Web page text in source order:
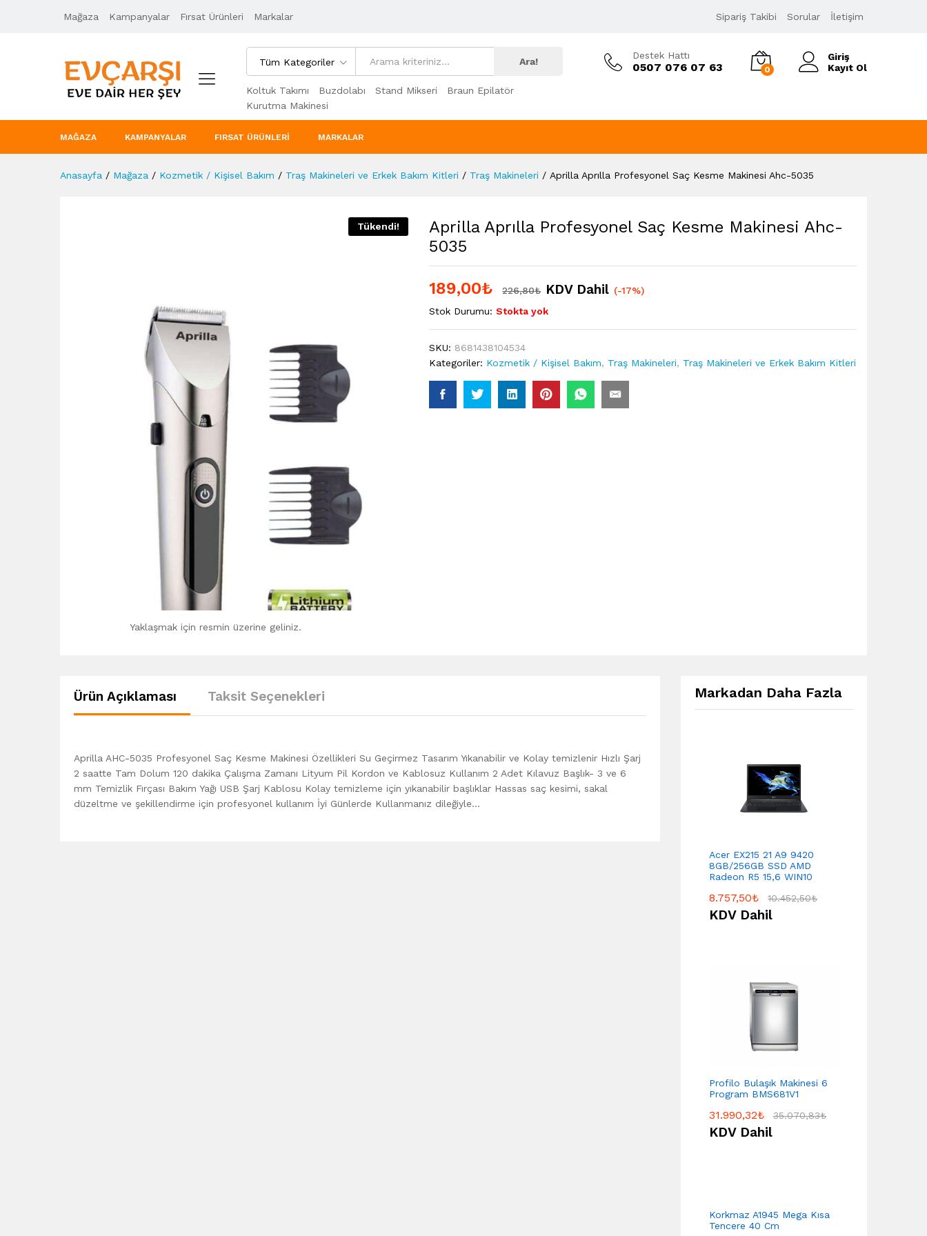
Mağaza Kampanyalar Fırsat Ürünleri Markalar Sipariş Takibi Sorular İletişim
Tüm Kategoriler Ara!
Koltuk Takımı Buzdolabı Stand Mikseri
Braun Epilatör
Kurutma Makinesi
Destek Hattı
0507 076 07 63 0
Giriş
Kayıt Ol
MAĞAZA KAMPANYALAR FIRSAT ÜRÜNLERI MARKALAR
Anasayfa / Mağaza / Kozmetik / Kişisel Bakım / Traş Makineleri ve Erkek Bakım Kitleri / Traş Makineleri / Aprilla Aprılla Profesyonel Saç Kesme Makinesi Ahc-5035
Tükendi!
Yaklaşmak için resmin üzerine geliniz.
Aprilla Aprılla Profesyonel Saç Kesme Makinesi Ahc-
5035
189,00₺ 226,80₺ KDV Dahil (-17%)
Stok Durumu: Stokta yok
SKU: 8681438104534
Kategoriler: Kozmetik / Kişisel Bakım, Traş Makineleri, Traş Makineleri ve Erkek Bakım Kitleri
Ürün Açıklaması Taksit Seçenekleri
Aprilla AHC-5035 Profesyonel Saç Kesme Makinesi Özellikleri Su Geçirmez Tasarım Yıkanabilir ve Kolay temizlenir Hızlı Şarj
2 saatte Tam Dolum 120 dakika Çalışma Zamanı Lityum Pil Kordon ve Kablosuz Kullanım 2 Adet Kılavuz Başlık- 3 ve 6
mm Temizlik Fırçası Bakım Yağı USB Şarj Kablosu Kolay temizleme için yıkanabilir başlıklar Hassas saç kesimi, sakal
düzeltme ve şekillendirme için profesyonel kullanım İyi Günlerde Kullanmanız dileğiyle…
Markadan Daha Fazla
Acer EX215 21 A9 9420
8GB/256GB SSD AMD
Radeon R5 15,6 WIN10
8.757,50₺ 10.452,50₺
KDV Dahil
Profilo Bulaşık Makinesi 6
Program BMS681V1
31.990,32₺ 35.070,83₺
KDV Dahil
Korkmaz A1945 Mega Kısa
Tencere 40 Cm
Ürün Açıklaması Taksit Seçenekleri 226,80